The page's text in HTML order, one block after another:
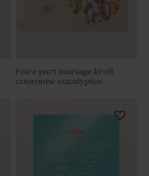
Faire part mariage kraft
couronne eucalyptus